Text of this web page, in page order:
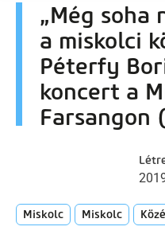
„Még soha
a miskolci
Péterfy
koncert a
Farsangon
Miskolc Miskolc